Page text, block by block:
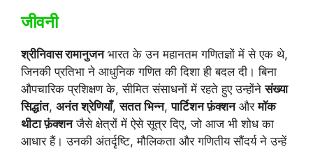
जीवनी
श्रीनिवास रामानुजनभारत के उन महानतम गणितज्ञों में से एक थे,
जिनकी प्रतिभा ने आधुनिक गणित की दिशा ही बदल दी। बिना
औपचारिक प्रशिक्षण के, सीमित संसाधनों में रहते हुए उन्होंनेसंख्या
सिद्धांत, अनंत श्रेणियाँ,सतत भिन्न,पार्टिशन फ़ंक्शनऔरमॉक
थीटा फ़ंक्शनजैसे क्षेत्रों में ऐसे सूत्र दिए, जो आज भी शोध का
आधार हैं। उनकी अंतर्दृष्टि, मौलिकता और गणितीय सौंदर्य ने उन्हें